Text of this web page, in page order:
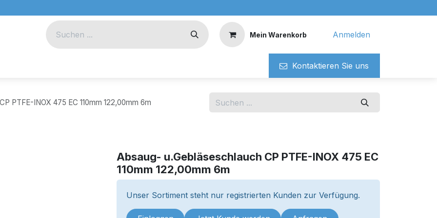
Mein Warenkorb Anmelden
Kontaktieren ​​Si​​e uns
PTFE-INOX 475 EC 110mm 122,00mm 6m
Absaug- u.Gebläseschlauch CP PTFE-INOX 475 EC
110mm 122,00mm 6m
Unser Sortiment steht nur registrierten Kunden zur Verfügung.